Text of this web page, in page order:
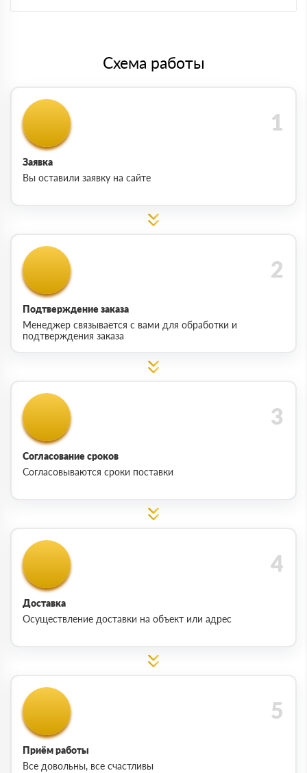
Схема работы
Заявка
Вы оставили заявку на сайте
Подтверждение заказа
Менеджер связывается с вами для обработки и
подтверждения заказа
Согласование сроков
Согласовываются сроки поставки
Доставка
Осуществление доставки на объект или адрес
Приём работы
Все довольны, все счастливы